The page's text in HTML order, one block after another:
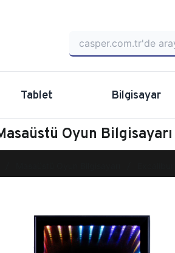
Tablet Bilgisayar
Oyun